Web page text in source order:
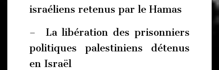
israéliens retenus par le Hamas
– La libération des prisonniers
politiques palestiniens détenus
en Israël